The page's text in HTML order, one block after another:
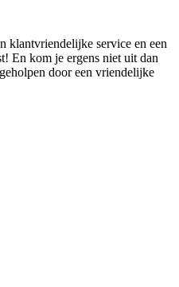
klantvriendelijke service en een
En kom je ergens niet uit dan
door een vriendelijke